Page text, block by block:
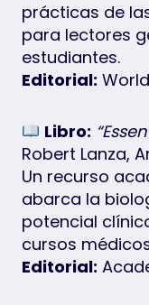
prácticas de
para lectores
estudiantes.
Editorial:
Libro:
Robert Lanza,
Un recurso
abarca la
potencial
cursos
Editorial: